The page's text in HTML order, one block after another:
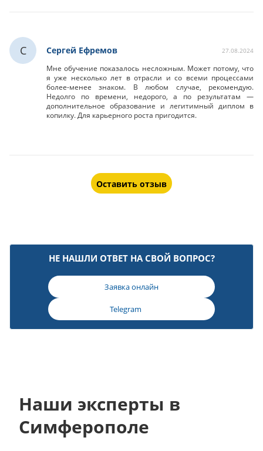
С Сергей Ефремов 27.08.2024
Мне обучение показалось несложным. Может потому, что
я уже несколько лет в отрасли и со всеми процессами
более-менее знаком. В любом случае, рекомендую.
Недолго по времени, недорого, а по результатам —
дополнительное образование и легитимный диплом в
копилку. Для карьерного роста пригодится.
Оставить отзыв
НЕ НАШЛИ ОТВЕТ НА СВОЙ ВОПРОС?
Заявка онлайн
Telegram
Наши эксперты в
Симферополе